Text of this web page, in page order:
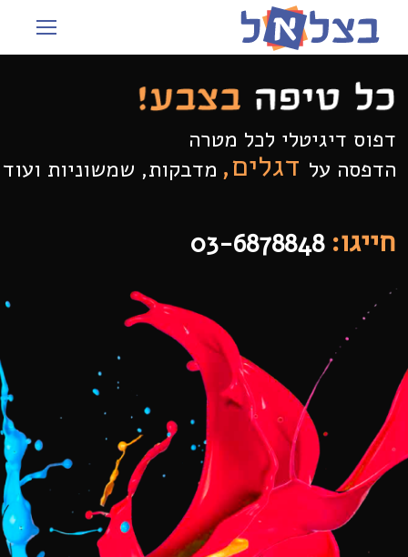
דפוס דיגיטלי לכל מטרה
מדבקות, שמשוניות ועוד
חייגו:
הדפסה על דגלים,
03-6878848